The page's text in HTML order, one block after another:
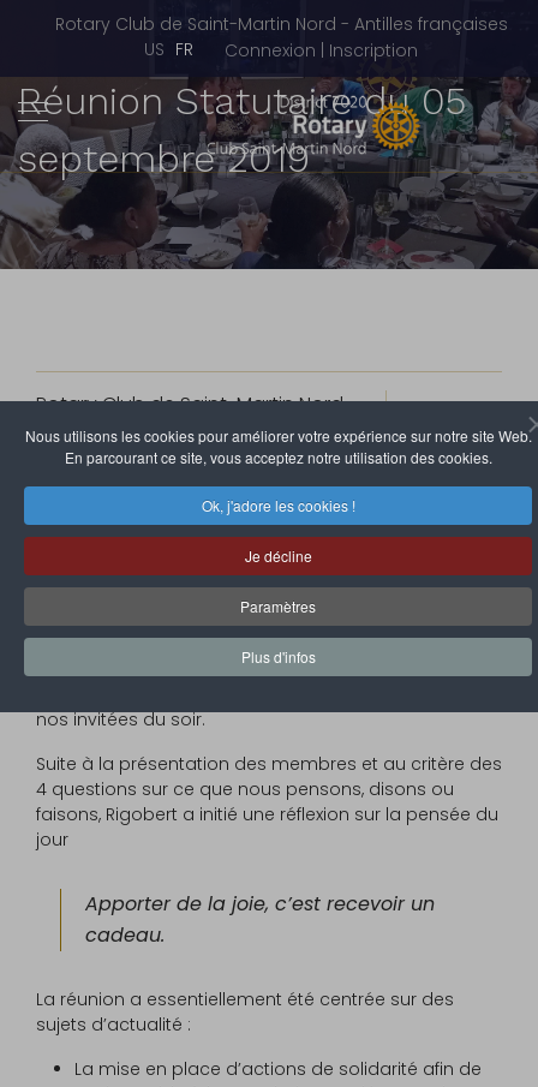
Nous utilisons les cookies pour améliorer votre expérience sur notre site Web.
En parcourant ce site, vous acceptez notre utilisation des cookies.
Ok, j'adore les cookies !
Je décline
Paramètres
Plus d'infos
Rotary Club de Saint-Martin Nord - Antilles françaises
Sélectionnez votre langue
US FR Connexion | Inscription
Réunion Statutaire du 05
septembre 2019
Rotary Club de Saint-Martin Nord
7 Septembre 2019
Clics : 4018
Comme chaque premier jeudi du mois, le Rotary-
Club de Saint-Martin a tenu sa réunion statutaire au
Deux anciennes Présidentes de notre Rotaract-club
de Saint-Martin Nord, Jessie Daubahadour-Thénard et
Lydia Gumbs-Parisot, venues pour discuter des
mobilisations envisageables au profit des deux îles
nos invitées du soir.
Suite à la présentation des membres et au critère des
4 questions sur ce que nous pensons, disons ou
faisons, Rigobert a initié une réflexion sur la pensée du
jour
Apporter de la joie, c’est recevoir un
cadeau.
La réunion a essentiellement été centrée sur des
sujets d’actualité :
La mise en place d’actions de solidarité afin de